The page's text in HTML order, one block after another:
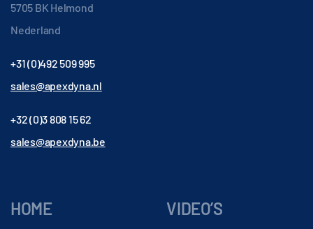
5705 BK Helmond
Nederland
+31 (0)492 509 995
sales@apexdyna.nl
+32 (0)3 808 15 62
sales@apexdyna.be
HOME VIDEO’S